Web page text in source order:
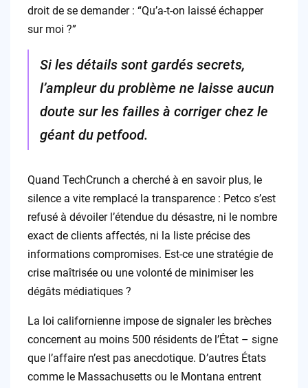
droit de se demander : “Qu’a-t-on laissé échapper
sur moi ?”
Si les détails sont gardés secrets,
l’ampleur du problème ne laisse aucun
doute sur les failles à corriger chez le
géant du petfood.
Quand TechCrunch a cherché à en savoir plus, le
silence a vite remplacé la transparence : Petco s’est
refusé à dévoiler l’étendue du désastre, ni le nombre
exact de clients affectés, ni la liste précise des
informations compromises. Est-ce une stratégie de
crise maîtrisée ou une volonté de minimiser les
dégâts médiatiques ?
La loi californienne impose de signaler les brèches
concernent au moins 500 résidents de l’État – signe
que l’affaire n’est pas anecdotique. D’autres États
comme le Massachusetts ou le Montana entrent